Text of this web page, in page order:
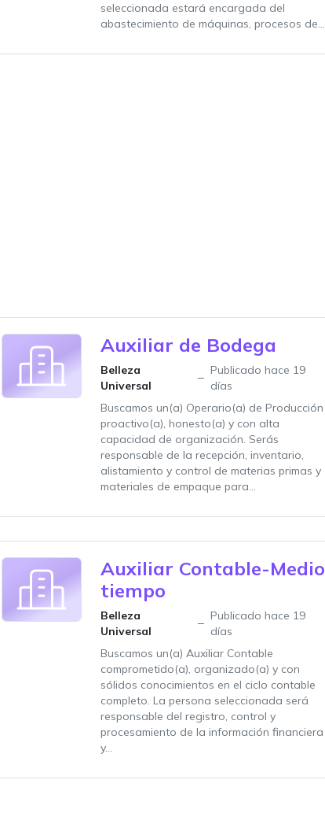
seleccionada estará encargada del
abastecimiento de máquinas, procesos de...
Auxiliar de Bodega
Belleza
Universal
Publicado hace 19
días
Buscamos un(a) Operario(a) de Producción
proactivo(a), honesto(a) y con alta
capacidad de organización. Serás
responsable de la recepción, inventario,
alistamiento y control de materias primas y
materiales de empaque para...
Auxiliar Contable-Medio
tiempo
Belleza
Universal
Publicado hace 19
días
Buscamos un(a) Auxiliar Contable
comprometido(a), organizado(a) y con
sólidos conocimientos en el ciclo contable
completo. La persona seleccionada será
responsable del registro, control y
procesamiento de la información financiera
y...